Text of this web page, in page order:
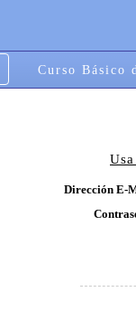
Curso Básico
Dirección E-